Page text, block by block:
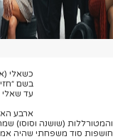
כשאלי
בשם
עד
ארבע
והמטורללות (שושנה וסוסו)
חושפות סוד משפחתי שהיה